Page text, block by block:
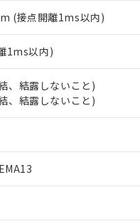
(接点開離1ms以内)
1ms以内)
、結露しないこと)
、結露しないこと)